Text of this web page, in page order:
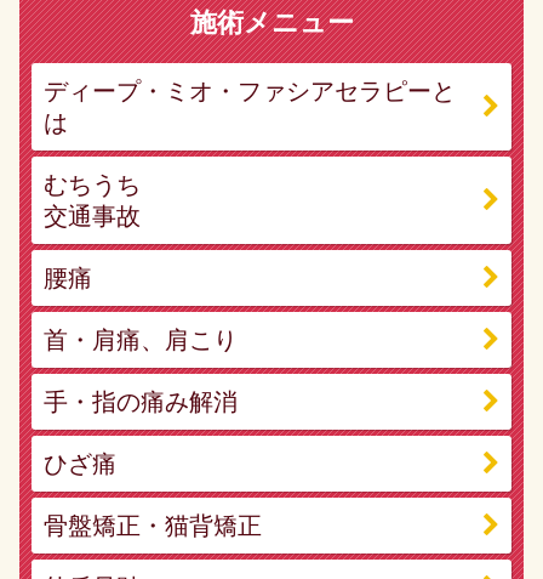
施術メニュー
ディープ・ミオ・ファシアセラピーと
は
むちうち
交通事故
腰痛
首・肩痛、肩こり
手・指の痛み解消
ひざ痛
骨盤矯正・猫背矯正